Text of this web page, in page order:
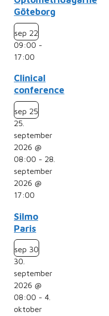
Göteborg
sep 22
09:00 -
17:00
Clinical
conference
sep 25
25.
september
2026 @
08:00 - 28.
september
2026 @
17:00
Silmo
Paris
sep 30
30.
september
2026 @
08:00 - 4.
oktober